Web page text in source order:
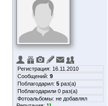
Регистрация: 16.11.2010
Сообщений: 9
Поблагодарил: 5 раз(а)
Поблагодарили 0 раз(а)
Фотоальбомы: не добавлял